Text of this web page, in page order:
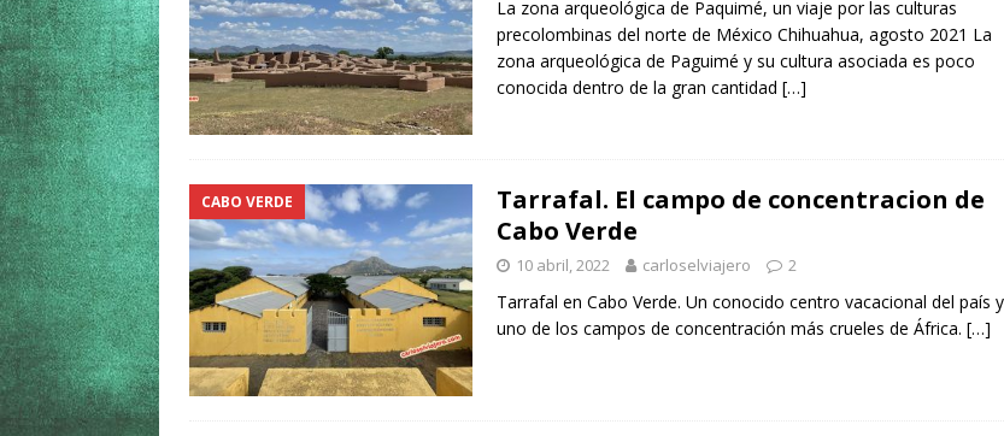
La zona arqueológica de Paquimé, un viaje por las culturas
precolombinas del norte de México Chihuahua, agosto 2021 La
zona arqueológica de Paguimé y su cultura asociada es poco
conocida dentro de la gran cantidad […]
CABO VERDE
Tarrafal. El campo de concentracion de
Cabo Verde
10 abril, 2022 carloselviajero 2
Tarrafal en Cabo Verde. Un conocido centro vacacional del país y
uno de los campos de concentración más crueles de África. […]